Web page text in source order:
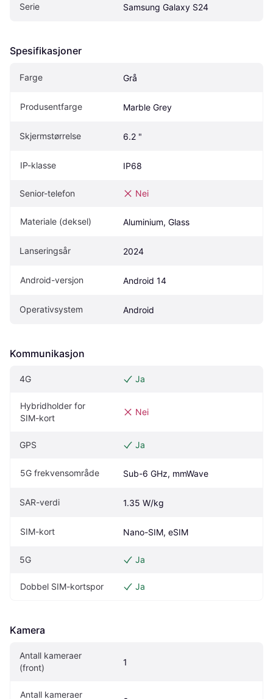
Serie Samsung Galaxy S24
Spesifikasjoner
Farge Grå
Produsentfarge Marble Grey
Skjermstørrelse 6.2 "
IP-klasse IP68
Senior-telefon Nei
Materiale (deksel) Aluminium, Glass
Lanseringsår 2024
Android-versjon Android 14
Operativsystem Android
Kommunikasjon
4G Ja
Hybridholder for
SIM-kort
Nei
GPS Ja
5G frekvensområde Sub-6 GHz, mmWave
SAR-verdi 1.35 W/kg
SIM-kort Nano-SIM, eSIM
5G Ja
Dobbel SIM-kortspor Ja
Kamera
Antall kameraer
(front)
1
Antall kameraer